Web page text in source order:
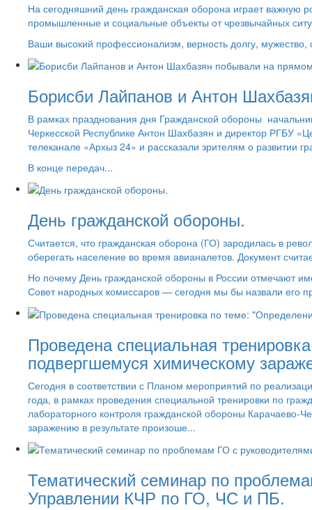
На сегодняшний день гражданская оборона играет важную
промышленные и социальные объекты от чрезвычайных
Ваши высокий профессионализм, верность долгу,
Борисби Лайпанов и Антон
В рамках празднования дня Гражданской обороны
Черкесской Республике Антон Шахбазян и директор РГБУ
телеканале «Архыз 24» и рассказали зрителям о
В конце передач...
День гражданской обороны.
Считается, что гражданская оборона (ГО) зародилась в
оберегать население во время авианалетов. Документ
Но почему День гражданской обороны в России отмечают
Совет народных комиссаров — сегодня мы бы назвали его
Проведена специальная
подвергшемуся химическому
Сегодня в соответствии с Планом мероприятий по
года, в рамках проведения специальной тренировки по
лабораторного контроля гражданской обороны Карачаево-
заражению в результате произоше...
Тематический семинар по
Управлении КЧР по ГО, ЧС и ПБ.